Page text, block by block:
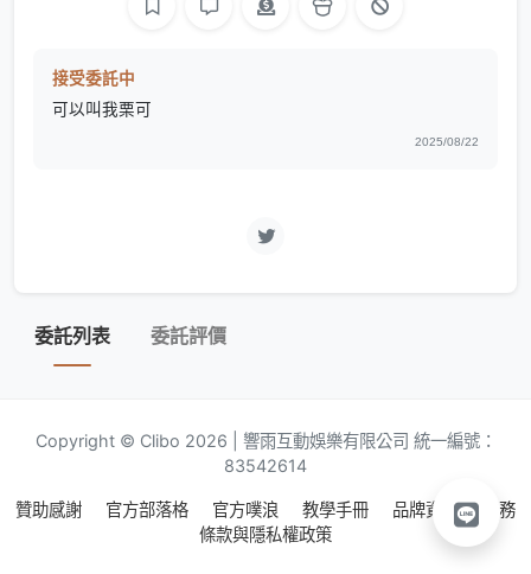
接受委託中
可以叫我栗可
2025/08/22
委託列表 委託評價
Copyright © Clibo 2026 | 響雨互動娛樂有限公司 統一編號：
83542614
贊助感謝 官方部落格 官方噗浪 教學手冊 品牌資源
服務
條款與隱私權政策